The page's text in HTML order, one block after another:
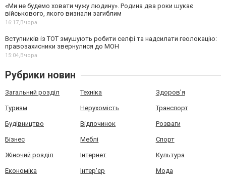
«Ми не будемо ховати чужу людину». Родина два роки шукає
військового, якого визнали загиблим
16:17,Вчора
Вступників із ТОТ змушують робити селфі та надсилати геолокацію:
правозахисники звернулися до МОН
15:04,Вчора
Рубрики новин
Загальний розділ Техніка Здоров'я
Туризм Нерухомість Транспорт
Будівництво Відпочинок Розваги
Бізнес Меблі Спорт
Жіночий розділ Інтернет Культура
Економіка Інтер'єр Мода